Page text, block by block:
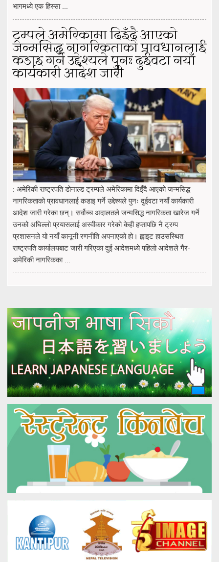
भागमध्ये एक हिस्सा ...
ट्रम्पले अमेरिकामा दिइँदै आएको
जन्मसिद्ध नागरिकताको प्रावधानलाई
कडाइ गर्ने उद्देश्यले पुनः दुईवटा नयाँ
कार्यकारी आदेश जारी
: अमेरिकी राष्ट्रपति डोनाल्ड ट्रम्पले अमेरिकामा दिइँदै आएको जन्मसिद्ध
नागरिकताको प्रावधानलाई कडाइ गर्ने उद्देश्यले पुनः दुईवटा नयाँ कार्यकारी
आदेश जारी गरेका छन्। सर्वोच्च अदालतले जन्मसिद्ध नागरिकता खारेज गर्ने
उनको अघिल्लो प्रयासलाई अस्वीकार गरेको केही हप्तापछि नै ट्रम्प
प्रशासनले यो नयाँ कानूनी रणनीति अपनाएको हो। ह्वाइट हाउसस्थित
राष्ट्रपति कार्यालयबाट जारी गरिएका दुई आदेशमध्ये पहिलो आदेशले गैर-
अमेरिकी नागरिकका ...